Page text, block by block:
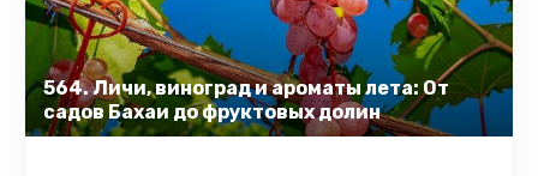
564. Личи, виноград и ароматы лета: От
садов Бахаи до фруктовых долин